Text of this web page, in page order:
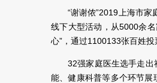
“谢谢侬”2019上海市家
线下大型活动，从5000余
心”，通过1100133张百姓
32强家庭医生选手走
能、健康科普等多个环节展